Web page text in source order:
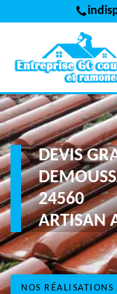
NOS RÉALISATIONS
DEVIS
24560
ARTISAN